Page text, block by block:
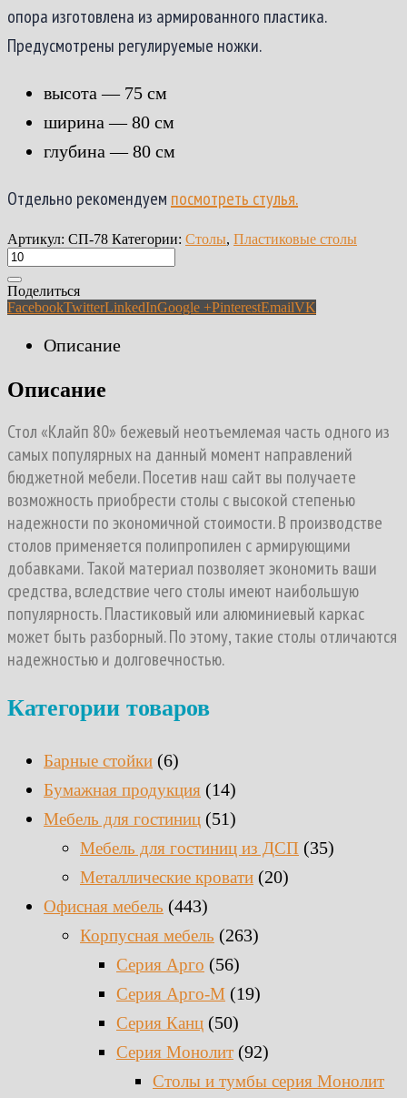
опора изготовлена из армированного пластика.
Предусмотрены регулируемые ножки.
высота — 75 см
ширина — 80 см
глубина — 80 см
Отдельно рекомендуем посмотреть стулья.
Артикул: СП-78 Категории: Столы, Пластиковые столы
Поделиться
FacebookTwitterLinkedInGoogle +PinterestEmailVK
Описание
Описание
Стол «Клайп 80» бежевый неотъемлемая часть одного из
самых популярных на данный момент направлений
бюджетной мебели. Посетив наш сайт вы получаете
возможность приобрести столы с высокой степенью
надежности по экономичной стоимости. В производстве
столов применяется полипропилен с армирующими
добавками. Такой материал позволяет экономить ваши
средства, вследствие чего столы имеют наибольшую
популярность. Пластиковый или алюминиевый каркас
может быть разборный. По этому, такие столы отличаются
надежностью и долговечностью.
Категории товаров
Барные стойки (6)
Бумажная продукция (14)
Мебель для гостиниц (51)
Мебель для гостиниц из ДСП (35)
Металлические кровати (20)
Офисная мебель (443)
Корпусная мебель (263)
Серия Арго (56)
Серия Арго-М (19)
Серия Канц (50)
Серия Монолит (92)
Столы и тумбы серия Монолит